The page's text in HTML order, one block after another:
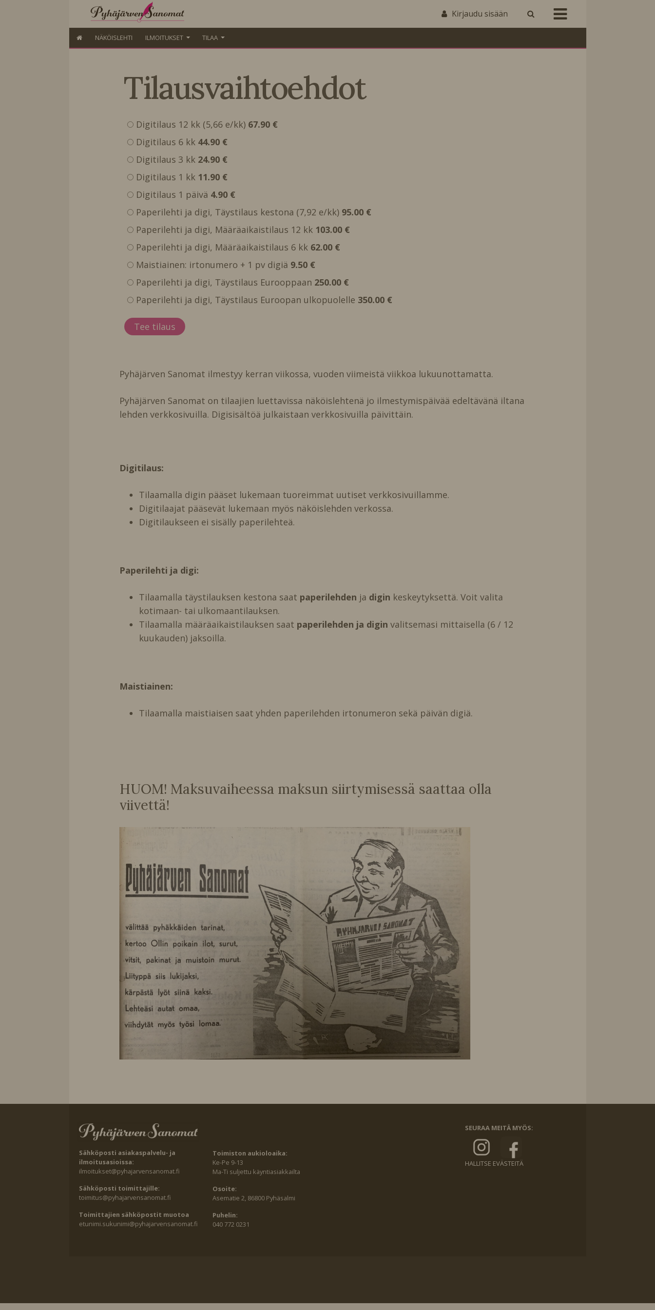
Kirjaudu sisään
NÄKÖISLEHTI ILMOITUKSET TILAA
Tilausvaihtoehdot
Digitilaus 12 kk (5,66 e/kk) 67.90 €
Digitilaus 6 kk 44.90 €
Digitilaus 3 kk 24.90 €
Digitilaus 1 kk 11.90 €
Digitilaus 1 päivä 4.90 €
Paperilehti ja digi, Täystilaus kestona (7,92 e/kk) 95.00 €
Paperilehti ja digi, Määräaikaistilaus 12 kk 103.00 €
Paperilehti ja digi, Määräaikaistilaus 6 kk 62.00 €
Maistiainen: irtonumero + 1 pv digiä 9.50 €
Paperilehti ja digi, Täystilaus Eurooppaan 250.00 €
Paperilehti ja digi, Täystilaus Euroopan ulkopuolelle 350.00 €
Pyhäjärven Sanomat ilmestyy kerran viikossa, vuoden viimeistä viikkoa lukuunottamatta.
Pyhäjärven Sanomat on tilaajien luettavissa näköislehtenä jo ilmestymispäivää edeltävänä iltana
lehden verkkosivuilla. Digisisältöä julkaistaan verkkosivuilla päivittäin.
Digitilaus:
Tilaamalla digin pääset lukemaan tuoreimmat uutiset verkkosivuillamme.
Digitilaajat pääsevät lukemaan myös näköislehden verkossa.
Digitilaukseen ei sisälly paperilehteä.
Paperilehti ja digi:
Tilaamalla täystilauksen kestona saat paperilehden ja digin keskeytyksettä. Voit valita
kotimaan- tai ulkomaantilauksen.
Tilaamalla määräaikaistilauksen saat paperilehden ja digin valitsemasi mittaisella (6 / 12
kuukauden) jaksoilla.
Maistiainen:
Tilaamalla maistiaisen saat yhden paperilehden irtonumeron sekä päivän digiä.
HUOM! Maksuvaiheessa maksun siirtymisessä saattaa olla
viivettä!
Sähköposti asiakaspalvelu- ja
ilmoitusasioissa:
ilmoitukset@pyhajarvensanomat.fi
Sähköposti toimittajille:
toimitus@pyhajarvensanomat.fi
Toimittajien sähköpostit muotoa
etunimi.sukunimi@pyhajarvensanomat.fi
Toimiston aukioloaika:
Ke-Pe 9-13
Ma-Ti suljettu käyntiasiakkailta
Osoite:
Asematie 2, 86800 Pyhäsalmi
Puhelin:
040 772 0231
SEURAA MEITÄ MYÖS:
HALLITSE EVÄSTEITÄ